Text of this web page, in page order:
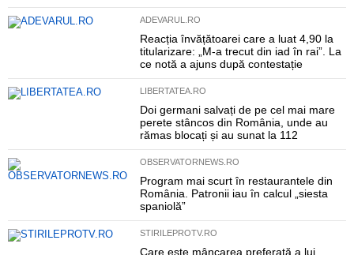
ADEVARUL.RO
Reacția învățătoarei care a luat 4,90 la
titularizare: „M-a trecut din iad în rai”. La
ce notă a ajuns după contestație
LIBERTATEA.RO
Doi germani salvați de pe cel mai mare
perete stâncos din România, unde au
rămas blocați și au sunat la 112
OBSERVATORNEWS.RO
Program mai scurt în restaurantele din
România. Patronii iau în calcul „siesta
spaniolă”
STIRILEPROTV.RO
Care este mâncarea preferată a lui